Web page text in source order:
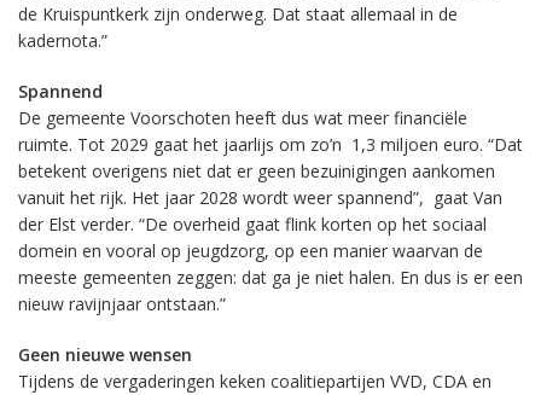
de Kruispuntkerk zijn onderweg. Dat staat allemaal in de
kadernota.”
Spannend
De gemeente Voorschoten heeft dus wat meer financiële
ruimte. Tot 2029 gaat het jaarlijs om zo’n 1,3 miljoen euro. “Dat
betekent overigens niet dat er geen bezuinigingen aankomen
vanuit het rijk. Het jaar 2028 wordt weer spannend”, gaat Van
der Elst verder. “De overheid gaat flink korten op het sociaal
domein en vooral op jeugdzorg, op een manier waarvan de
meeste gemeenten zeggen: dat ga je niet halen. En dus is er een
nieuw ravijnjaar ontstaan.”
Geen nieuwe wensen
Tijdens de vergaderingen keken coalitiepartijen VVD, CDA en